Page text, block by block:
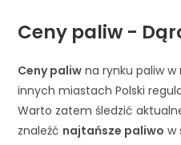
Ceny paliw -
Ceny paliw na rynku paliw w
innych miastach Polski
Warto zatem śledzić
znaleźć najtańsze paliwo w